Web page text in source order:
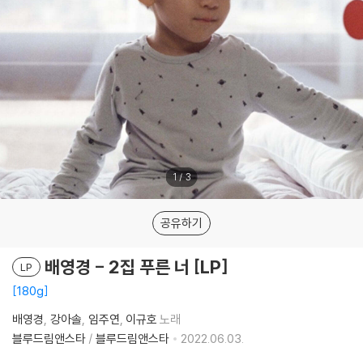
1/3
공유하기
LP 배영경 - 2집 푸른 너 [LP]
180g
배영경 강아솔 임주연 이규호 노래
블루드림앤스타 / 블루드림앤스타
2022.06.03.